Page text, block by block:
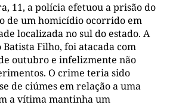
11, a polícia efetuou a prisão do
de um homicídio ocorrido em
localizada no sul do estado. A
Filho, foi atacada com
outubro e infelizmente não
O crime teria sido
de ciúmes em relação a uma
a vítima mantinha um